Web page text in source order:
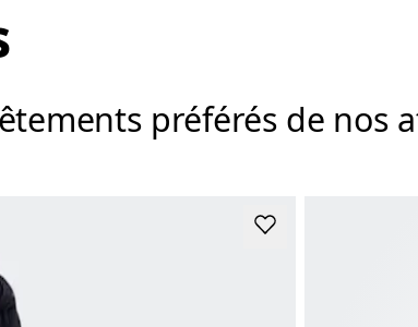
préférés de nos